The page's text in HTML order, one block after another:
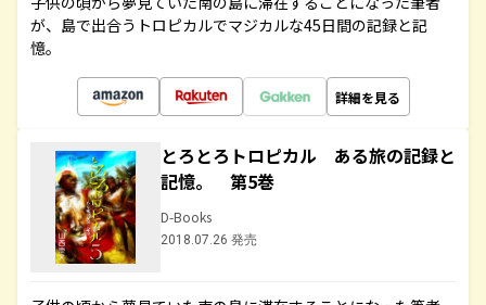
が、島で出合うトロピカルでマジカルな45日間の記録と記
憶。
詳細を見る
とろとろトロピカル ある旅の記録と
記憶。 第5巻
D-Books
2018.07.26 発売